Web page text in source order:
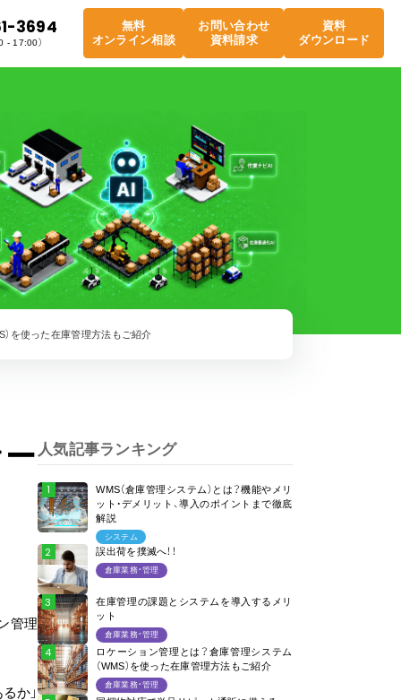
3694
- 17:00）
無料
オンライン相談
お問い合わせ
資料請求
資料
ダウンロード
）を使った在庫管理方法もご紹介
管理
か」
人気記事ランキング
WMS（倉庫管理システム）とは？機能やメリ
ット・デメリット、導入のポイントまで徹底
解説
システム
誤出荷を撲滅へ！！
倉庫業務・管理
在庫管理の課題とシステムを導入するメリ
ット
倉庫業務・管理
ロケーション管理とは？倉庫管理システム
（WMS）を使った在庫管理方法もご紹介
倉庫業務・管理